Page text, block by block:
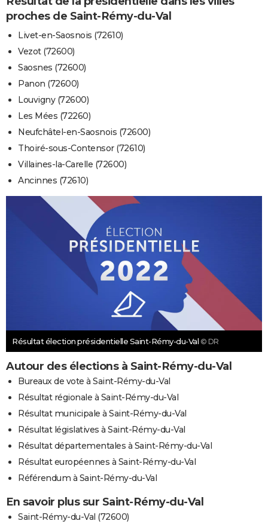
proches de Saint-Rémy-du-Val
Livet-en-Saosnois (72610)
Vezot (72600)
Saosnes (72600)
Panon (72600)
Louvigny (72600)
Les Mées (72260)
Neufchâtel-en-Saosnois (72600)
Thoiré-sous-Contensor (72610)
Villaines-la-Carelle (72600)
Ancinnes (72610)
Résultat élection présidentielle Saint-Rémy-du-Val © DR
Autour des élections à Saint-Rémy-du-Val
Bureaux de vote à Saint-Rémy-du-Val
Résultat régionale à Saint-Rémy-du-Val
Résultat municipale à Saint-Rémy-du-Val
Résultat législatives à Saint-Rémy-du-Val
Résultat départementales à Saint-Rémy-du-Val
Résultat européennes à Saint-Rémy-du-Val
Référendum à Saint-Rémy-du-Val
En savoir plus sur Saint-Rémy-du-Val
Saint-Rémy-du-Val (72600)